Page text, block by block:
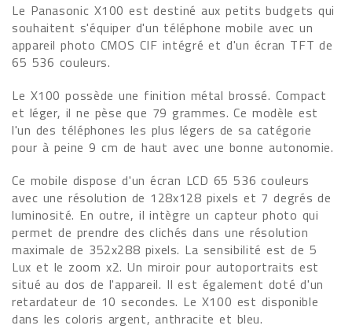
Le Panasonic X100 est destiné aux petits budgets qui
souhaitent s'équiper d'un téléphone mobile avec un
appareil photo CMOS CIF intégré et d'un écran TFT de
65 536 couleurs.
Le X100 possède une finition métal brossé. Compact
et léger, il ne pèse que 79 grammes. Ce modèle est
l'un des téléphones les plus légers de sa catégorie
pour à peine 9 cm de haut avec une bonne autonomie.
Ce mobile dispose d'un écran LCD 65 536 couleurs
avec une résolution de 128x128 pixels et 7 degrés de
luminosité. En outre, il intègre un capteur photo qui
permet de prendre des clichés dans une résolution
maximale de 352x288 pixels. La sensibilité est de 5
Lux et le zoom x2. Un miroir pour autoportraits est
situé au dos de l'appareil. Il est également doté d'un
retardateur de 10 secondes. Le X100 est disponible
dans les coloris argent, anthracite et bleu.